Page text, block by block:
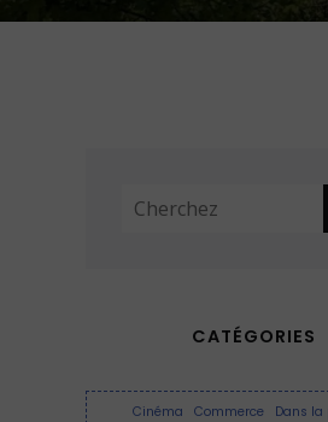
CATÉGORIES
Cinéma Commerce Dans la